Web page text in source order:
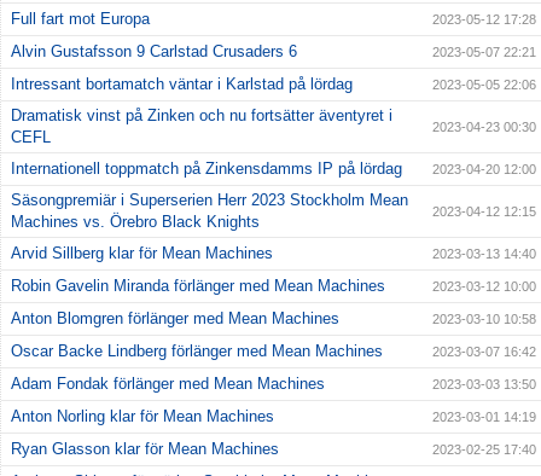
Full fart mot Europa 2023-05-12 17:28
Alvin Gustafsson 9 Carlstad Crusaders 6 2023-05-07 22:21
Intressant bortamatch väntar i Karlstad på lördag 2023-05-05 22:06
Dramatisk vinst på Zinken och nu fortsätter äventyret i
CEFL
2023-04-23 00:30
Internationell toppmatch på Zinkensdamms IP på lördag 2023-04-20 12:00
Säsongpremiär i Superserien Herr 2023 Stockholm Mean
Machines vs. Örebro Black Knights
2023-04-12 12:15
Arvid Sillberg klar för Mean Machines 2023-03-13 14:40
Robin Gavelin Miranda förlänger med Mean Machines 2023-03-12 10:00
Anton Blomgren förlänger med Mean Machines 2023-03-10 10:58
Oscar Backe Lindberg förlänger med Mean Machines 2023-03-07 16:42
Adam Fondak förlänger med Mean Machines 2023-03-03 13:50
Anton Norling klar för Mean Machines 2023-03-01 14:19
Ryan Glasson klar för Mean Machines 2023-02-25 17:40